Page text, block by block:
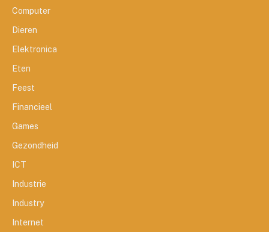
Computer
Dieren
Elektronica
Eten
Feest
Financieel
Games
Gezondheid
ICT
Industrie
Industry
Internet